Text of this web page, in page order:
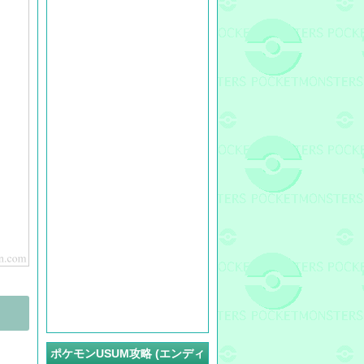
ポケモンUSUM攻略 (エンディ